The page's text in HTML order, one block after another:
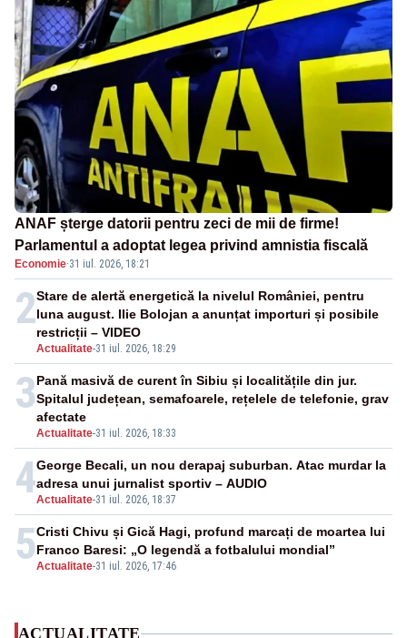
ANAF șterge datorii pentru zeci de mii de firme!
Parlamentul a adoptat legea privind amnistia fiscală
Economie·31 iul. 2026, 18:21
2
Actualitate-31 iul. 2026, 18:29
Stare de alertă energetică la nivelul României, pentru
luna august. Ilie Bolojan a anunțat importuri și posibile
restricții – VIDEO
3
Actualitate-31 iul. 2026, 18:33
Pană masivă de curent în Sibiu și localitățile din jur.
Spitalul județean, semafoarele, rețelele de telefonie, grav
afectate
4Actualitate-31 iul. 2026, 18:37
George Becali, un nou derapaj suburban. Atac murdar la
adresa unui jurnalist sportiv – AUDIO
5Actualitate-31 iul. 2026, 17:46
Cristi Chivu și Gică Hagi, profund marcați de moartea lui
Franco Baresi: „O legendă a fotbalului mondial”
ACTUALITATE